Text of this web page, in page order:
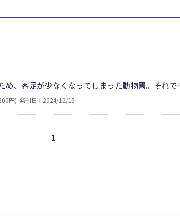
め、客足が少なくなってしまった動物園。それ
こで、お猿たちは、自分たちの力でお客さんを
しようと奮闘する姿は、人間社会にも通じます
円) 発刊日：2024/12/15
｜ 1 ｜